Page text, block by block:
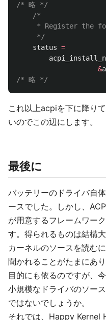
/* 略 */
/*
* Register the
     */
status =
&
/* 略 */
これ以上acpiを下に降り
いのでこの辺にします。
最後に
バッテリーのドライバ自
ースでした。しかし、
が用意するフレームワー
す。得られるものは結構大
カーネルのソースを読む
聞かれることがたまにあ
目的にも依るのですが、
小規模なドライバのソー
ではないでしょうか。
それでは、Happy Kernel